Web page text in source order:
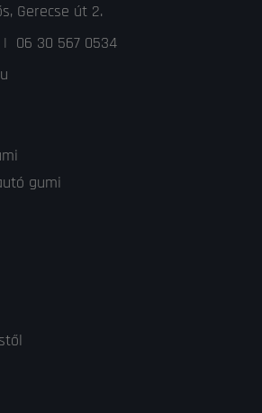
Gerecse út 2.
| 06 30 567 0534
gumi